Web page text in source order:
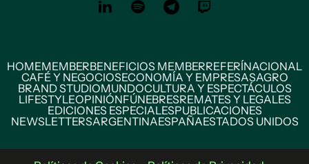
HOMEMEMBERBENEFICIOS MEMBERREFERÍNACIONAL
CAFÉ Y NEGOCIOSECONOMÍA Y EMPRESASAGRO
BRAND STUDIOMUNDOCULTURA Y ESPECTÁCULOS
LIFESTYLEOPINIÓNFÚNEBRESREMATES Y LEGALES
EDICIONES ESPECIALESPUBLICACIONES
NEWSLETTERSARGENTINAESPAÑAESTADOS UNIDOS